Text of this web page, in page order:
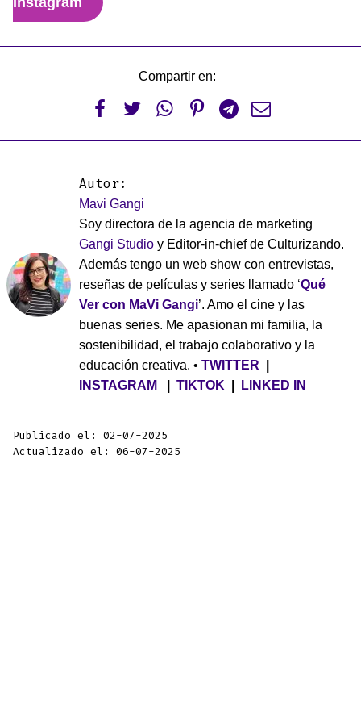
Compartir en:
     
Autor:
Mavi Gangi
Soy directora de la agencia de marketing
Gangi Studio y Editor-in-chief de Culturizando.
Además tengo un web show con entrevistas,
reseñas de películas y series llamado ‘Qué
Ver con MaVi Gangi’. Amo el cine y las
buenas series. Me apasionan mi familia, la
sostenibilidad, el trabajo colaborativo y la
educación creativa. • TWITTER
INSTAGRAM
TIKTOK LINKED IN
Publicado el: 02-07-2025
Actualizado el: 06-07-2025